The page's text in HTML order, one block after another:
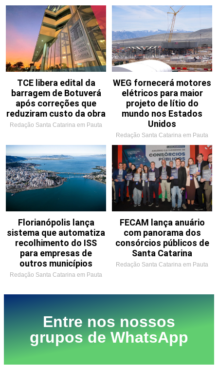
TCE libera edital da
barragem de Botuverá
após correções que
reduziram custo da obra
Redação Santa Catarina em Pauta
WEG fornecerá motores
elétricos para maior
projeto de lítio do
mundo nos Estados
Unidos
Redação Santa Catarina em Pauta
Florianópolis lança
sistema que automatiza
recolhimento do ISS
para empresas de
outros municípios
Redação Santa Catarina em Pauta
FECAM lança anuário
com panorama dos
consórcios públicos de
Santa Catarina
Redação Santa Catarina em Pauta
Entre nos nossos
grupos de WhatsApp